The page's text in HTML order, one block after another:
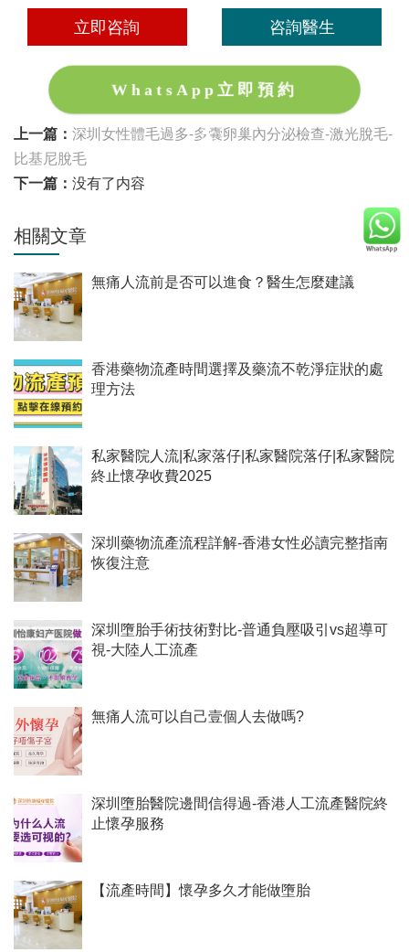
立即咨詢 咨詢醫生
WhatsApp立即預約
上一篇： 深圳女性體毛過多-多囊卵巢內分泌檢查-激光脫毛-
比基尼脫毛
下一篇： 没有了内容
相關文章
無痛人流前是否可以進食？醫生怎麼建議
香港藥物流產時間選擇及藥流不乾淨症狀的處
理方法
私家醫院人流|私家落仔|私家醫院落仔|私家醫院
終止懷孕收費2025
深圳藥物流產流程詳解-香港女性必讀完整指南
恢復注意
深圳墮胎手術技術對比-普通負壓吸引vs超導可
視-大陸人工流產
無痛人流可以自己壹個人去做嗎?
深圳墮胎醫院邊間信得過-香港人工流產醫院終
止懷孕服務
【流產時間】懷孕多久才能做墮胎